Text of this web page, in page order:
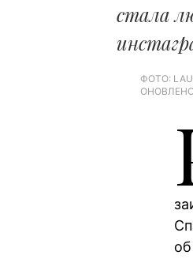
стала
ФОТО: